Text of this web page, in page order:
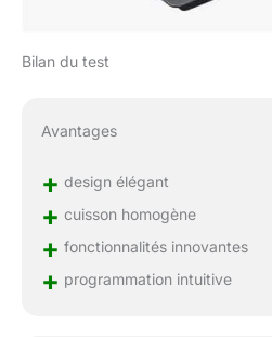
Bilan du test
Avantages
+ design élégant
+ cuisson homogène
+ fonctionnalités innovantes
+ programmation intuitive